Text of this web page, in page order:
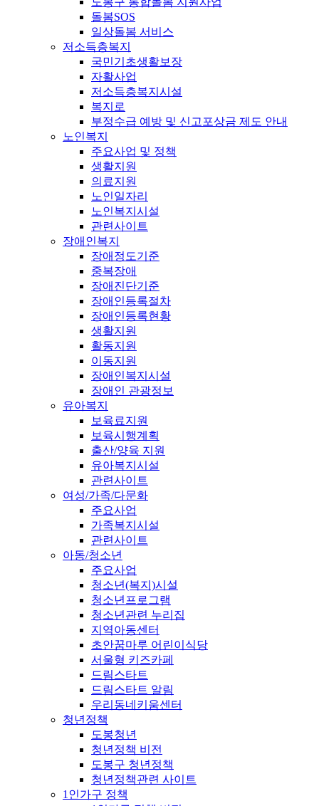
돌봄SOS
일상돌봄 서비스
저소득층복지
국민기초생활보장
자활사업
저소득층복지시설
복지로
부정수급 예방 및 신고포상금 제도 안내
노인복지
주요사업 및 정책
생활지원
의료지원
노인일자리
노인복지시설
관련사이트
장애인복지
장애정도기준
중복장애
장애진단기준
장애인등록절차
장애인등록현황
생활지원
활동지원
이동지원
장애인복지시설
장애인 관광정보
유아복지
보육료지원
보육시행계획
출산/양육 지원
유아복지시설
관련사이트
여성/가족/다문화
주요사업
가족복지시설
관련사이트
아동/청소년
주요사업
청소년(복지)시설
청소년프로그램
청소년관련 누리집
지역아동센터
초안꿈마루 어린이식당
서울형 키즈카페
드림스타트
드림스타트 알림
우리동네키움센터
청년정책
도봉청년
청년정책 비전
도봉구 청년정책
청년정책관련 사이트
1인가구 정책